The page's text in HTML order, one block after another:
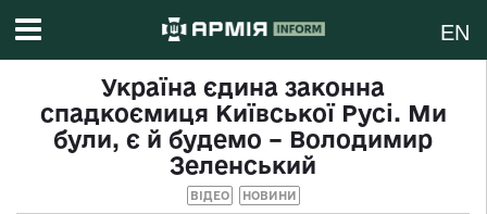
EN
Україна єдина законна
спадкоємиця Київської Русі. Ми
були, є й будемо – Володимир
Зеленський
ВІДЕО НОВИНИ